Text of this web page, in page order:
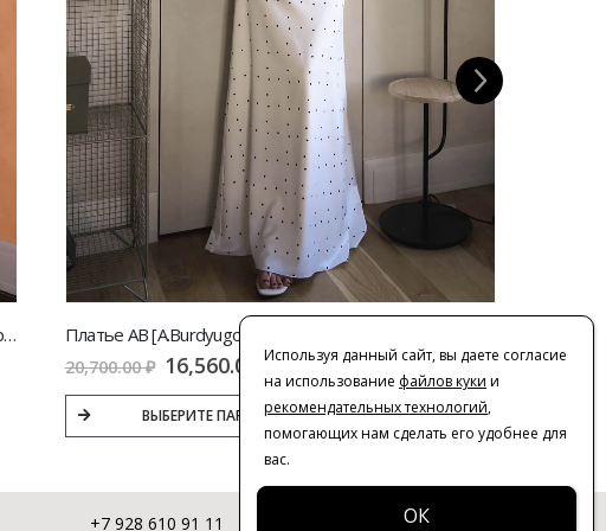
Платье AB [A.Burdyugova] макси с анималистичным принтом | VERESK studio
20,700.00₽ 16,560.00 ₽
ВЫБЕРИТЕ ПАРАМЕТРЫ
+7 928 610 91 11 © 2016-2026 | VERESK studio
Используя данный сайт, вы даете согласие
на использование файлов куки и
рекомендательных технологий,
помогающих нам сделать его удобнее для
вас.